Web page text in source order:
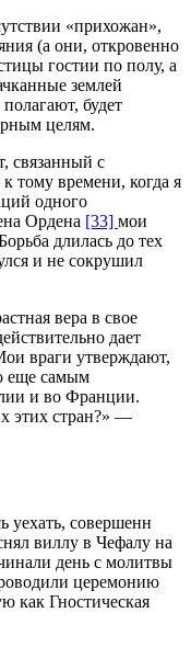
«прихожан»,
(а они, откровенно
гостии по полу, а
землей
будет
целям.
связанный с
тому времени, когда я
одного
Ордена [33] мои
длилась до тех
и не сокрушил
вера в свое
дает
враги утверждают,
еще самым
и во Франции.
этих стран?» —
уехать, совершенн
виллу в Чефалу на
день с молитвы
церемонию
как Гностическая